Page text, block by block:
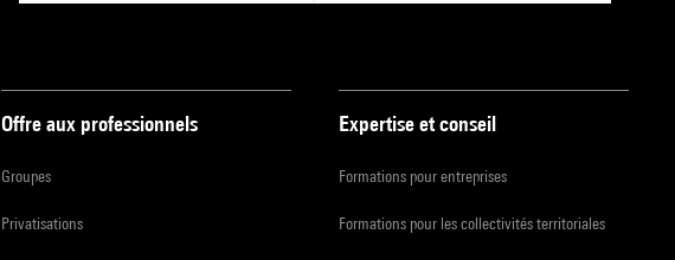
Offre aux professionnels
Groupes
Privatisations
Expertise et conseil
Formations pour entreprises
Formations pour les collectivités territoriales